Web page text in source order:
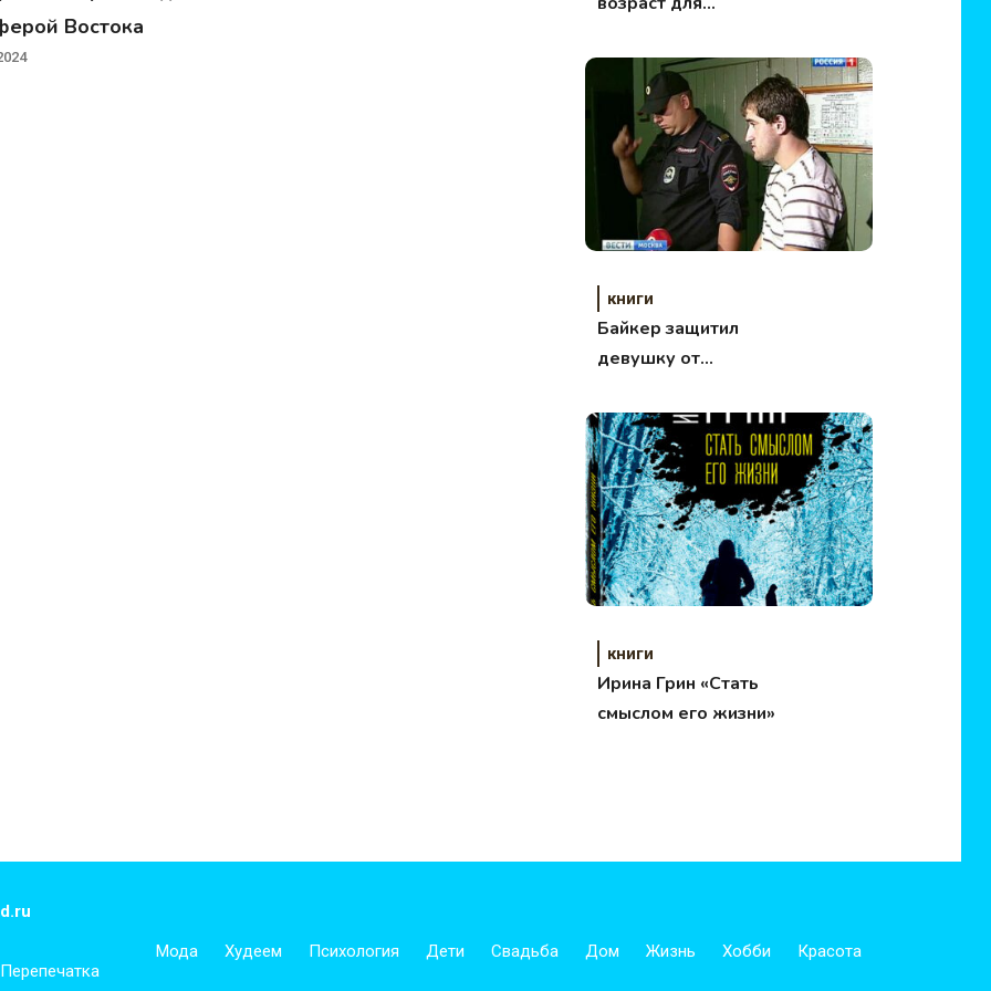
Востока
книги
Байкер защитил
девушку от
книги
Ирина Грин «Стать
смыслом его жизни»
Мода Худеем Психология Дети Свадьба Дом Жизнь Хобби Красота